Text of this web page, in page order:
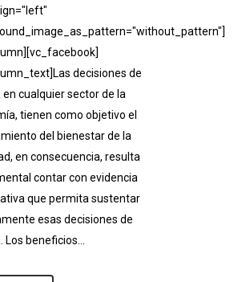
decisiones de
en cualquier sector de la
tienen como objetivo el
del bienestar de la
en consecuencia, resulta
contar con evidencia
que permita sustentar
esas decisiones de
Los beneficios...